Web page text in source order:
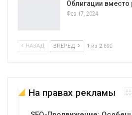
Облигации вместо
Фев 17, 2024
НАЗАД ВПЕРЕД 1 из 2 690
На правах рекламы